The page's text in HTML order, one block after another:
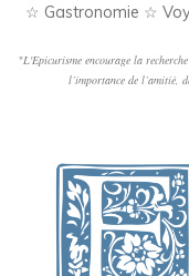
☆ Gastronomie ☆
"L'Epicurisme encourage la
l’importance de l’amitié,